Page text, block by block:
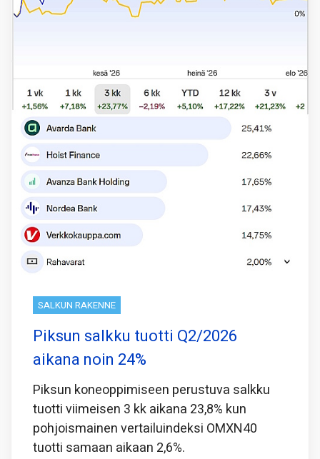
SALKUN RAKENNE
Piksun salkku tuotti Q2/2026
aikana noin 24%
Piksun koneoppimiseen perustuva salkku
tuotti viimeisen 3 kk aikana 23,8% kun
pohjoismainen vertailuindeksi OMXN40
tuotti samaan aikaan 2,6%.